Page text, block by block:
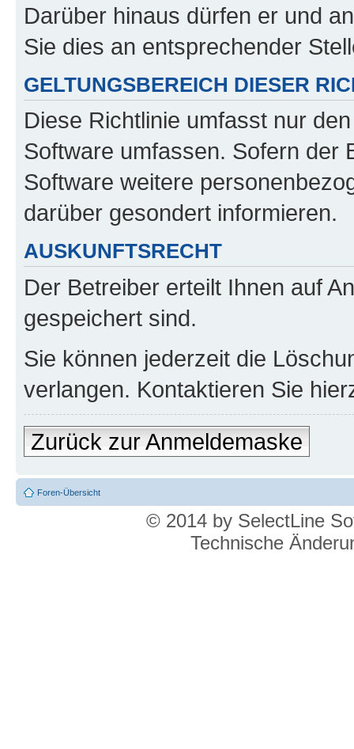
Darüber hinaus dürfen er und
Sie dies an entsprechender
GELTUNGSBEREICH DIESER
Diese Richtlinie umfasst nur
Software umfassen. Sofern der
Software weitere
darüber gesondert informieren.
AUSKUNFTSRECHT
Der Betreiber erteilt Ihnen auf
gespeichert sind.
Sie können jederzeit die
verlangen. Kontaktieren Sie
Zurück zur Anmeldemaske
Foren-Übersicht
© 2014 by SelectLine
Technische